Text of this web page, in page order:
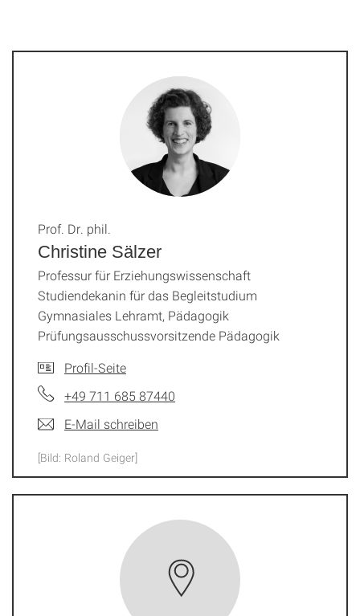
Christine Sälzer
Prof. Dr. phil.
Professur für Erziehungswissenschaft
Studiendekanin für das Begleitstudium
Gymnasiales Lehramt, Pädagogik
Prüfungsausschussvorsitzende Pädagogik
Profil-Seite
+49 711 685 87440
E-Mail schreiben
[Bild: Roland Geiger]